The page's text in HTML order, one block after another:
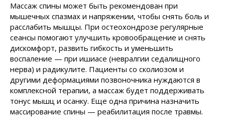
Массаж спины может быть рекомендован при
мышечных спазмах и напряжении, чтобы снять боль и
расслабить мышцы. При остеохондрозе регулярные
сеансы помогают улучшить кровообращение и снять
дискомфорт, развить гибкость и уменьшить
воспаление — при ишиасе (невралгии седалищного
нерва) и радикулите. Пациенты со сколиозом и
другими деформациями позвоночника нуждаются в
комплексной терапии, а массаж будет поддерживать
тонус мышц и осанку. Еще одна причина назначить
массирование спины — реабилитация после травмы.